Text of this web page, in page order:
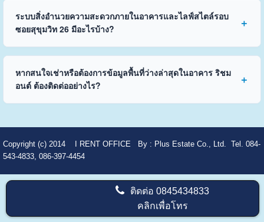
ระบบสิ่งอำนวยความสะดวกภายในอาคารและไลฟ์สไตล์รอบ
ซอยสุขุมวิท 26 มีอะไรบ้าง?
หากสนใจเช่าหรือต้องการข้อมูลพื้นที่ว่างล่าสุดในอาคาร ริชม
อนต์ ต้องติดต่ออย่างไร?
Copyright (c) 2014 I RENT OFFICE By : Plus Estate Co., Ltd. Tel. 084-
543-4833, 086-397-4454
ติดต่อ0845434833
คลิกเพื่อโทร